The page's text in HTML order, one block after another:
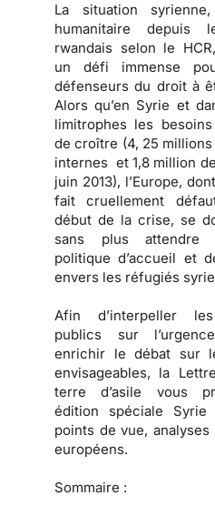
La situation
humanitaire depuis
rwandais selon le
un défi immense
défenseurs du droit à
Alors qu’en Syrie et
limitrophes les
de croître (4, 25
internes et 1,8 million
juin 2013), l’Europe,
fait cruellement
début de la crise, se
sans plus attendre
politique d’accueil et
envers les réfugiés
Afin d’interpeller
publics sur
enrichir le débat sur
envisageables, la
terre d’asile vous
édition spéciale
points de vue,
européens.
Sommaire :